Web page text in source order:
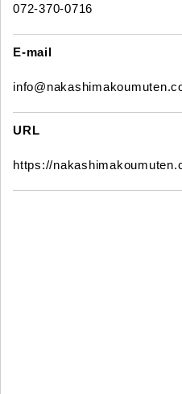
072-370-0716
E-mail
URL
https://